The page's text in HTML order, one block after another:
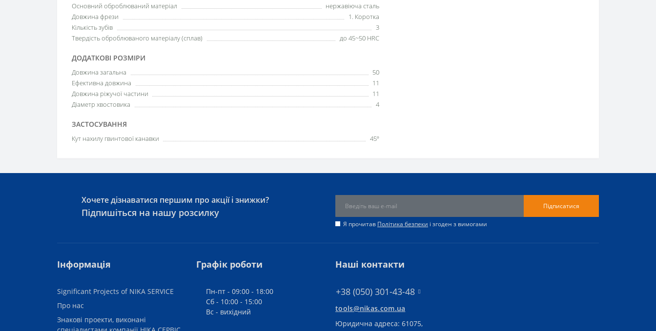
Основний оброблюваний матеріал
нержавіюча сталь
Довжина фрези
1. Коротка
Кількість зубів
3
Твердість оброблюваного матеріалу (сплав)
до 45~50 HRC
ДОДАТКОВІ РОЗМІРИ
Довжина загальна
50
Ефективна довжина
11
Довжина ріжучої частини
11
Діаметр хвостовика
4
ЗАСТОСУВАННЯ
Кут нахилу гвинтової канавки 45º
Хочете дізнаватися першим про акції і знижки?
Підпишіться на нашу розсилку
Підписатися
Я прочитав Політика безпеки і згоден з вимогами
Інформація
Significant Projects of NIKA SERVICE
Про нас
Знакові проекти, виконані
Графік роботи
Пн-пт - 09:00 - 18:00
Сб - 10:00 - 15:00
Вс - вихідний
Наші контакти
+38 (050) 301-43-48
tools@nikas.com.ua
Юридична адреса: 61075,